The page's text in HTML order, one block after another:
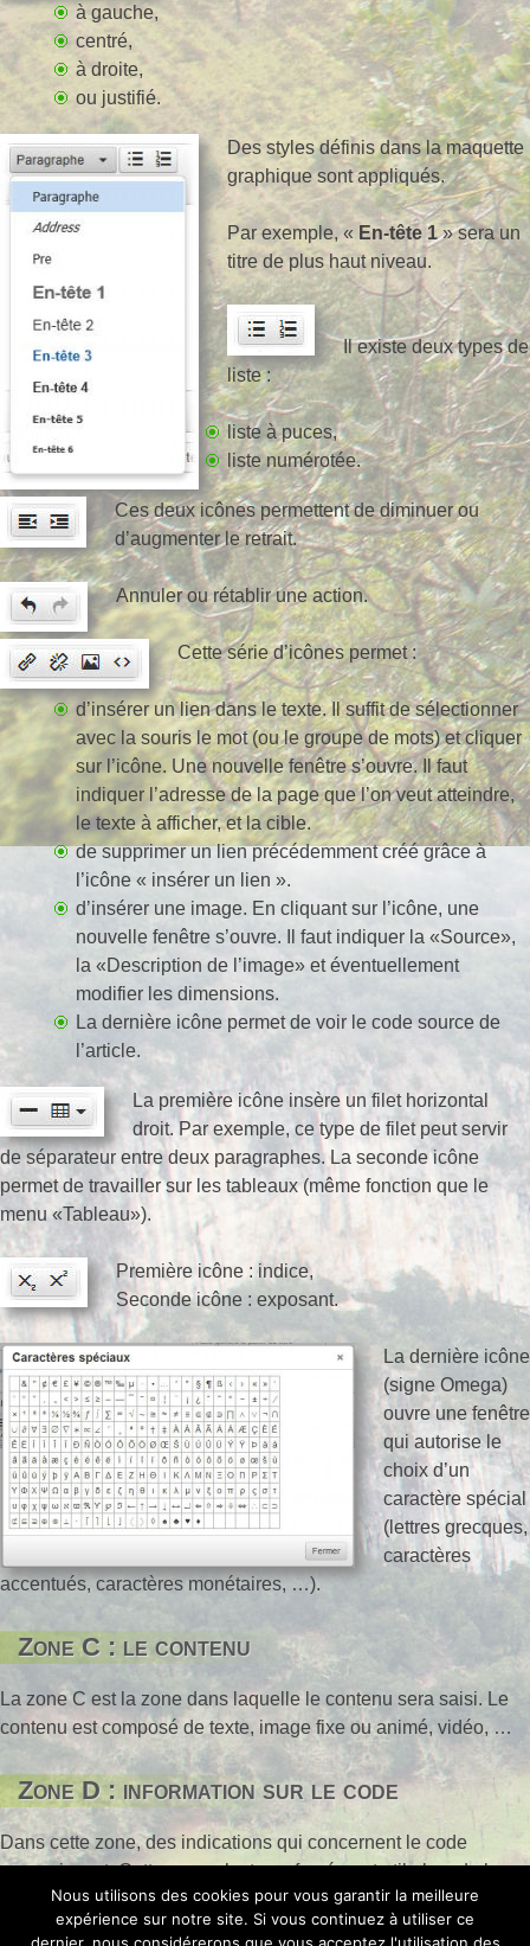
à gauche,
centré,
à droite,
ou justifié.
Des styles définis dans la maquette
graphique sont appliqués.
Par exemple, « En-tête 1» sera un
titre de plus haut niveau.
Il existe deux types de
liste :
liste à puces,
liste numérotée.
Ces deux icônes permettent de diminuer ou
d’augmenter le retrait.
Annuler ou rétablir une action.
Cette série d’icônes permet :
d’insérer un lien dans le texte. Il suffit de sélectionner
avec la souris le mot (ou le groupe de mots) et cliquer
sur l’icône. Une nouvelle fenêtre s’ouvre. Il faut
indiquer l’adresse de la page que l’on veut atteindre,
le texte à afficher, et la cible.
de supprimer un lien précédemment créé grâce à
l’icône « insérer un lien ».
d’insérer une image. En cliquant sur l’icône, une
nouvelle fenêtre s’ouvre. Il faut indiquer la «Source»,
la «Description de l’image» et éventuellement
modifier les dimensions.
La dernière icône permet de voir le code source de
l’article.
La première icône insère un filet horizontal
droit. Par exemple, ce type de filet peut servir
de séparateur entre deux paragraphes. La seconde icône
permet de travailler sur les tableaux (même fonction que le
menu «Tableau»).
Première icône : indice,
Seconde icône : exposant.
La dernière icône
(signe Omega)
ouvre une fenêtre
qui autorise le
choix d’un
caractère spécial
(lettres grecques,
caractères
accentués, caractères monétaires, …).
Zone C : le contenu
La zone C est la zone dans laquelle le contenu sera saisi. Le
contenu est composé de texte, image fixe ou animé, vidéo, …
Zone D : information sur le code
Dans cette zone, des indications qui concernent le code
apparaissent. Cette zone n’est pas forcément utile lors de la
rédaction d’un article.
Nous utilisons des cookies pour vous garantir la meilleure
expérience sur notre site. Si vous continuez à utiliser ce